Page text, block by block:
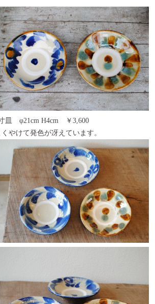
皿 φ21cm H4cm ￥3,600
くやけて発色が冴えています。